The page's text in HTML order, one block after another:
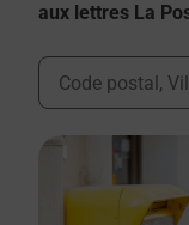
aux lettres La
Ville,